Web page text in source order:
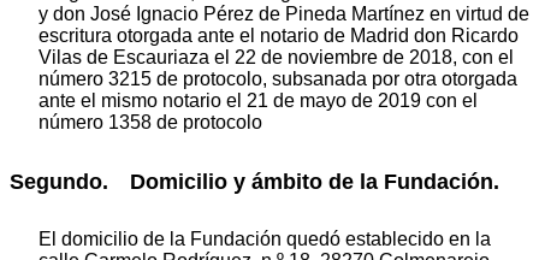
y don José Ignacio Pérez de Pineda Martínez en virtud de
escritura otorgada ante el notario de Madrid don Ricardo
Vilas de Escauriaza el 22 de noviembre de 2018, con el
número 3215 de protocolo, subsanada por otra otorgada
ante el mismo notario el 21 de mayo de 2019 con el
número 1358 de protocolo
Segundo. Domicilio y ámbito de la Fundación.
El domicilio de la Fundación quedó establecido en la